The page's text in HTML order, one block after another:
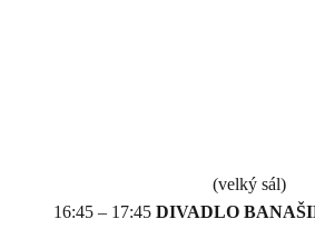
(velký sál)
16:45 – 17:45 DIVADLO